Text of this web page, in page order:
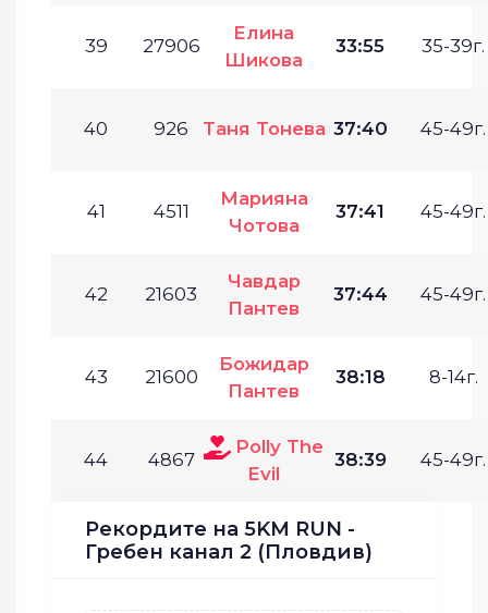
39 27906
Елина
Шикова
33:55 35-39г.
40 926 Таня Тонева 37:40 45-49г.
41 4511
Марияна
Чотова
37:41 45-49г.
42 21603
Чавдар
Пантев
37:44 45-49г.
43 21600
Божидар
Пантев
38:18 8-14г.
44 4867
Polly The
Evil
38:39 45-49г.
Рекордите на 5KM RUN -
Гребен канал 2 (Пловдив)